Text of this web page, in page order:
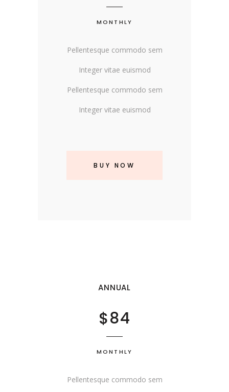
MONTHLY
Pellentesque commodo sem
Integer vitae euismod
Pellentesque commodo sem
Integer vitae euismod
BUY NOW
ANNUAL
$84
MONTHLY
Pellentesque commodo sem